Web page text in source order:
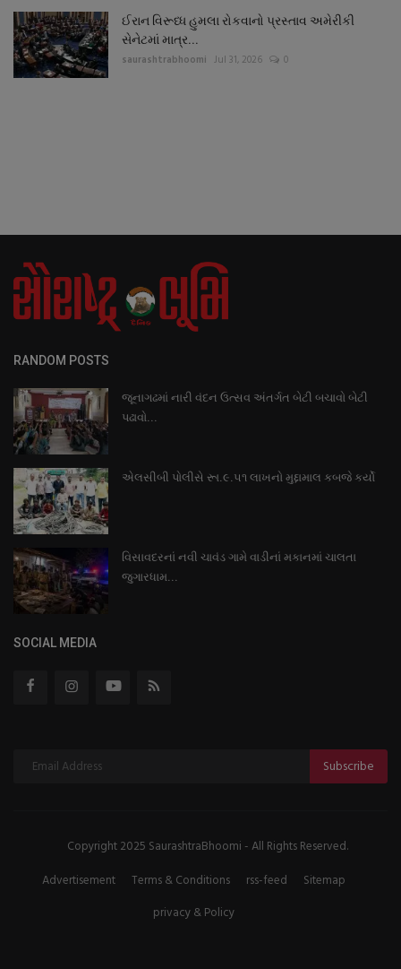
ઈરાન વિરૂધ્ધ હુમલા રોકવાનો પ્રસ્તાવ અમેરીકી
સેનેટમાં માત્ર...
saurashtrabhoomi Jul 31, 2026 0
RANDOM POSTS
જૂનાગઢમાં નારી વંદન ઉત્સવ અંતર્ગત બેટી બચાવો બેટી
પઢાવો...
એલસીબી પોલીસે રૂા.૯.૫૧ લાખનો મુદ્દામાલ કબજે કર્યો
વિસાવદરનાં નવી ચાવંડ ગામે વાડીનાં મકાનમાં ચાલતા
જુગારધામ...
SOCIAL MEDIA
Subscribe
Copyright 2025 SaurashtraBhoomi - All Rights Reserved.
Advertisement
Terms & Conditions rss-feed
Sitemap
privacy & Policy